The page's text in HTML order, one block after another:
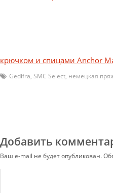
крючком и спицами Anchor
Gedifra, SMC Select, немецкая
Добавить
Ваш e-mail не будет опубликован.